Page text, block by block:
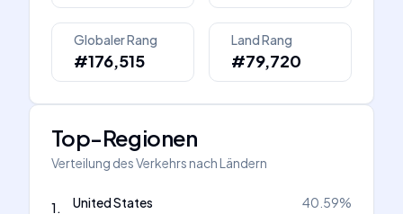
Globaler Rang
#176,515
Land Rang
#79,720
Top-Regionen
Verteilung des Verkehrs nach Ländern
1. United States 40.59%